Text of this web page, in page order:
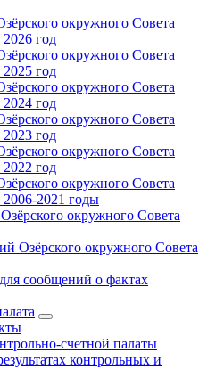
окружного Совета
2026 год
окружного Совета
2025 год
окружного Совета
2024 год
окружного Совета
2023 год
окружного Совета
2022 год
окружного Совета
2006-2021 годы
окружного Совета
Озёрского окружного Совета
сообщений о фактах
счетной палаты
контрольных и